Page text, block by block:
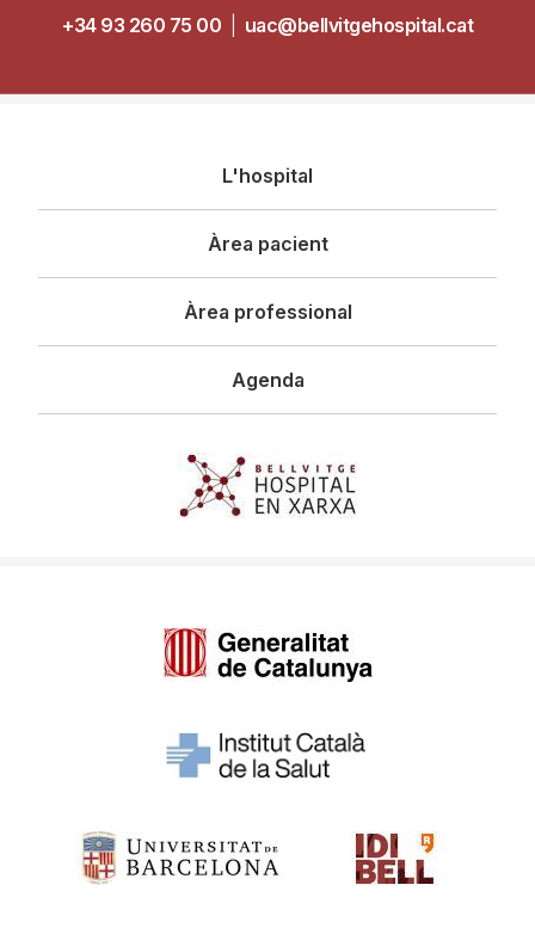
+34 93 260 75 00
uac@bellvitgehospital.cat
principal
L'hospital
Àrea pacient
Àrea professional
Agenda